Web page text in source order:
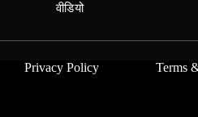
वीडियो
Privacy Policy Terms